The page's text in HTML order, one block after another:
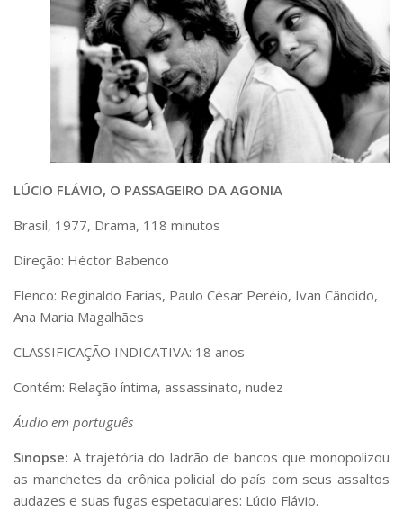
Jornal da USP
Agenda de Eventos
Defesa de Teses
LÚCIO FLÁVIO, O PASSAGEIRO DA AGONIA
Brasil, 1977, Drama, 118 minutos
Direção: Héctor Babenco
Elenco: Reginaldo Farias, Paulo César Peréio, Ivan Cândido,
Ana Maria Magalhães
CLASSIFICAÇÃO INDICATIVA: 18 anos
Contém: Relação íntima, assassinato, nudez
Áudio em português
Sinopse: A trajetória do ladrão de bancos que monopolizou
as manchetes da crônica policial do país com seus assaltos
audazes e suas fugas espetaculares: Lúcio Flávio.